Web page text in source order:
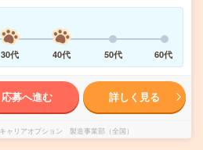
30代 40代 50代 60代
応募へ進む 詳しく見る
ャリアオプション 製造事業部（全国）